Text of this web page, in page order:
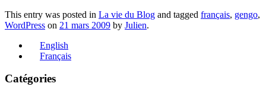
This entry was posted in La vie du Blog and tagged français, gengo,
WordPress on 21 mars 2009 by Julien.
English
Français
Catégories